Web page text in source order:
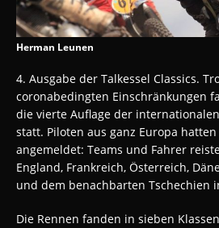
Herman Leunen
4. Ausgabe der Talkessel Classics.
coronabedingten Einschränkungen
die vierte Auflage der
statt. Piloten aus ganz Europa
angemeldet: Teams und Fahrer
England, Frankreich, Österreich,
und dem benachbarten Tschechien
Die Rennen fanden in sieben Klassen